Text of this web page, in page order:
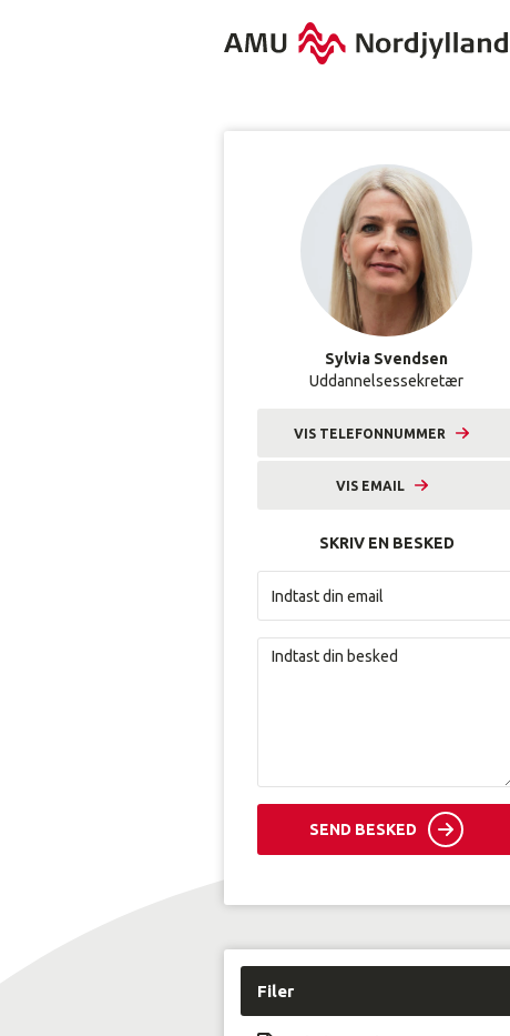
Sylvia Svendsen
Uddannelsessekretær
VIS TELEFONNUMMER
9633 2255
VIS EMAIL
syl@amunordjylland.dk
SKRIV EN BESKED
SEND BESKED
Filer